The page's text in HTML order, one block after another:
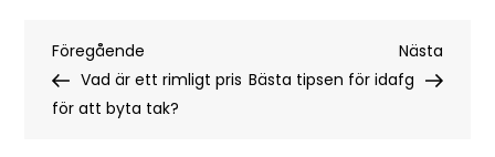
Inläggsnavigering
Föregående
inlägg
Föregående
Vad är ett rimligt pris
för att byta tak?
Nästa
inlägg
Nästa
Bästa tipsen för idafg